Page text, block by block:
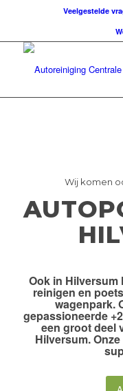
Veelgestelde
Wij komen
Ook in Hilversum
reinigen en
wagenpark.
gepassioneerde
een groot deel
Hilversum. Onze